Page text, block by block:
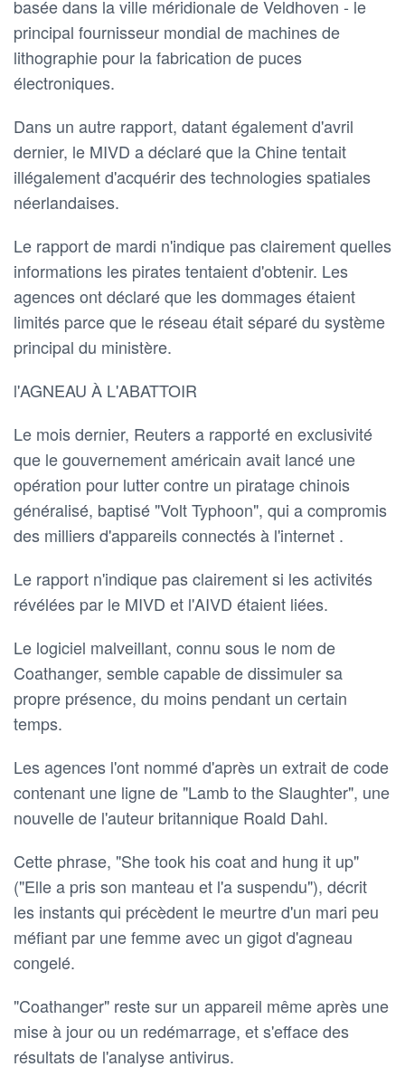
basée dans la ville méridionale de Veldhoven - le
principal fournisseur mondial de machines de
lithographie pour la fabrication de puces
électroniques.
Dans un autre rapport, datant également d'avril
dernier, le MIVD a déclaré que la Chine tentait
illégalement d'acquérir des technologies spatiales
néerlandaises.
Le rapport de mardi n'indique pas clairement quelles
informations les pirates tentaient d'obtenir. Les
agences ont déclaré que les dommages étaient
limités parce que le réseau était séparé du système
principal du ministère.
l'AGNEAU À L'ABATTOIR
Le mois dernier, Reuters a rapporté en exclusivité
que le gouvernement américain avait lancé une
opération pour lutter contre un piratage chinois
généralisé, baptisé "Volt Typhoon", qui a compromis
des milliers d'appareils connectés à l'internet .
Le rapport n'indique pas clairement si les activités
révélées par le MIVD et l'AIVD étaient liées.
Le logiciel malveillant, connu sous le nom de
Coathanger, semble capable de dissimuler sa
propre présence, du moins pendant un certain
temps.
Les agences l'ont nommé d'après un extrait de code
contenant une ligne de "Lamb to the Slaughter", une
nouvelle de l'auteur britannique Roald Dahl.
Cette phrase, "She took his coat and hung it up"
("Elle a pris son manteau et l'a suspendu"), décrit
les instants qui précèdent le meurtre d'un mari peu
méfiant par une femme avec un gigot d'agneau
congelé.
"Coathanger" reste sur un appareil même après une
mise à jour ou un redémarrage, et s'efface des
résultats de l'analyse antivirus.